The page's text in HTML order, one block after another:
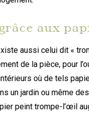
aux
aussi celui dit «
de la pièce, pour
où de tels
un jardin ou même
peint trompe-l’œil